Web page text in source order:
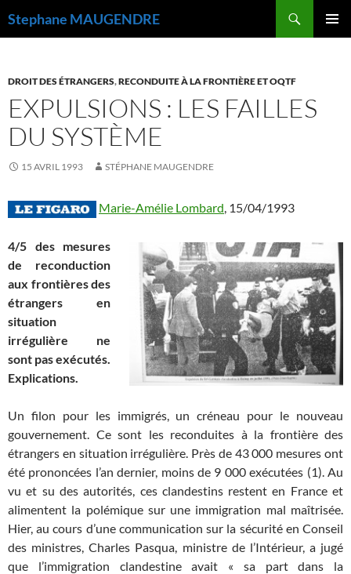
Stephane MAUGENDRE
DROIT DES ÉTRANGERS,RECONDUITE À LA FRONTIÈRE ET OQTF
EXPULSIONS : LES FAILLES
DU SYSTÈME
15 AVRIL 1993 STÉPHANE MAUGENDRE
Marie-Amélie Lombard, 15/04/1993
4/5 des mesures
de reconduction
aux frontières des
étrangers en
situation
irrégulière ne
sont pas exécutés.
Explications.
Un filon pour les immigrés, un créneau pour le nouveau
gouvernement. Ce sont les reconduites à la frontière des
étrangers en situation irrégulière. Près de 43 000 mesures ont
été prononcées l’an dernier, moins de 9 000 exécutées (1). Au
vu et su des autorités, ces clandestins restent en France et
alimentent la polémique sur une immigration mal maîtrisée.
Hier, au cours d’une communication sur la sécurité en Conseil
des ministres, Charles Pasqua, ministre de l’Intérieur, a jugé
que l’immigration clandestine avait « sa part dans la